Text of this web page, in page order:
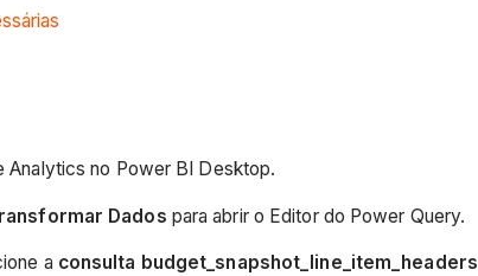
Analytics no Power BI Desktop.
Dados para abrir o Editor do Power Query.
a consulta budget_snapshot_line_item_headers